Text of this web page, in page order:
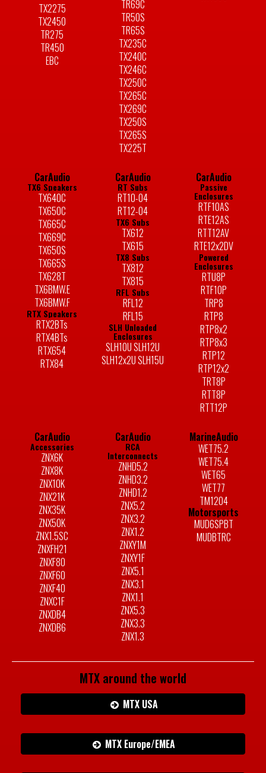
TX2275
TX2450
TR275
TR450
EBC
TR69C
TR50S
TR65S
TX235C
TX240C
TX246C
TX250C
TX265C
TX269C
TX250S
TX265S
TX225T
CarAudio
TX6 Speakers
TX640C
TX650C
TX665C
TX669C
TX650S
TX665S
TX628T
TX6BMW.E
TX6BMW.F
RTX Speakers
RTX2BTs
RTX4BTs
RTX654
RTX84
CarAudio
RT Subs
RT10-04
RT12-04
TX6 Subs
TX612
TX615
TX8 Subs
TX812
TX815
RFL Subs
RFL12
RFL15
SLH Unloaded
Enclosures
SLH10U SLH12U
SLH12x2U SLH15U
CarAudio
Passive
Enclosures
RTF10AS
RTE12AS
RTT12AV
RTE12x2DV
Powered
Enclosures
RTU8P
RTF10P
TRP8
RTP8
RTP8x2
RTP8x3
RTP12
RTP12x2
TRT8P
RTT8P
RTT12P
CarAudio
Accessories
ZNX6K
ZNX8K
ZNX10K
ZNX21K
ZNX35K
ZNX50K
ZNX1.5SC
ZNXFH21
ZNXF80
ZNXF60
ZNXF40
ZNXC1F
ZNXDB4
ZNXDB6
CarAudio
RCA
Interconnects
ZNHD5.2
ZNHD3.2
ZNHD1.2
ZNX5.2
ZNX3.2
ZNX1.2
ZNXY1M
ZNXY1F
ZNX5.1
ZNX3.1
ZNX1.1
ZNX5.3
ZNX3.3
ZNX1.3
MarineAudio
WET75.2
WET75.4
WET65
WET77
TM1204
Motorsports
MUD6SPBT
MUDBTRC
MTX around the world
MTX USA
MTX Europe/EMEA